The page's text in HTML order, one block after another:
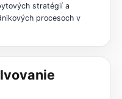
stratégií a
procesoch v